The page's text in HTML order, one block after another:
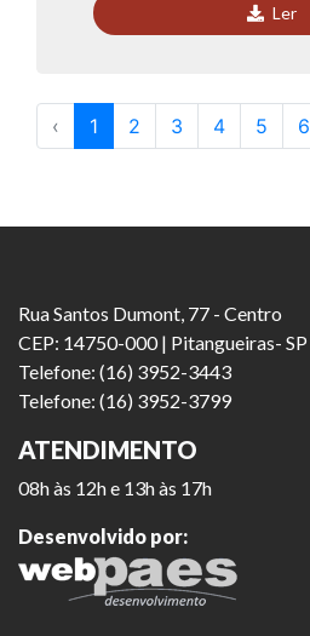
Ler
‹ 1 2 3 4 5 6
Rua Santos Dumont, 77 - Centro
CEP: 14750-000 | Pitangueiras- SP
Telefone: (16) 3952-3443
Telefone: (16) 3952-3799
ATENDIMENTO
08h às 12h e 13h às 17h
Desenvolvido por: